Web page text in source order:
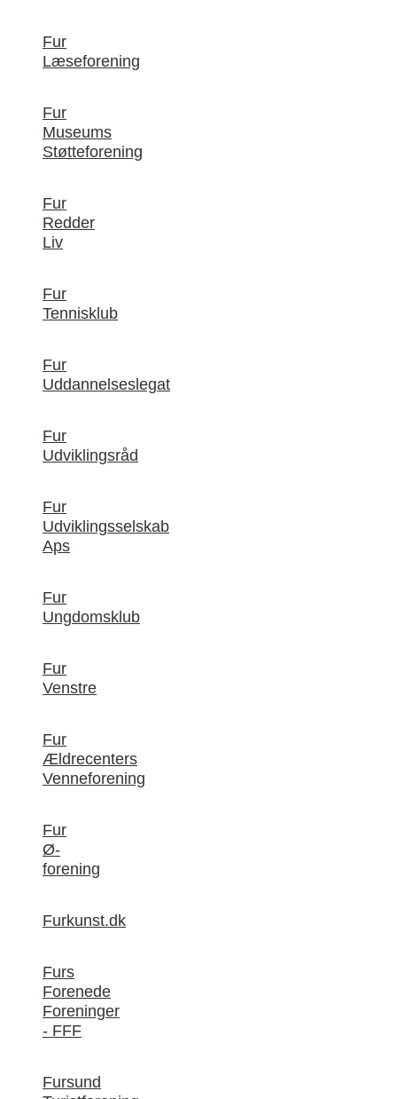
Fur
Læseforening
Fur
Museums
Støtteforening
Fur
Redder
Liv
Fur
Tennisklub
Fur
Uddannelseslegat
Fur
Udviklingsråd
Fur
Udviklingsselskab
Aps
Fur
Ungdomsklub
Fur
Venstre
Fur
Ældrecenters
Venneforening
Fur
Ø-
forening
Furkunst.dk
Furs
Forenede
Foreninger
- FFF
Fursund